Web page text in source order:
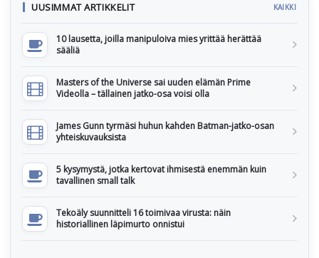
UUSIMMAT ARTIKKELIT KAIKKI
10 lausetta, joilla manipuloiva mies yrittää herättää
sääliä
Masters of the Universe sai uuden elämän Prime
Videolla – tällainen jatko-osa voisi olla
James Gunn tyrmäsi huhun kahden Batman-jatko-osan
yhteiskuvauksista
5 kysymystä, jotka kertovat ihmisestä enemmän kuin
tavallinen small talk
Tekoäly suunnitteli 16 toimivaa virusta: näin
historiallinen läpimurto onnistui